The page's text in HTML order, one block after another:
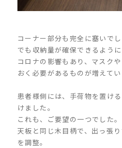
コーナー部分も完全に塞いで
でも収納量が確保できるように
コロナの影響もあり、マスク
おく必要があるものが増えてい
患者様側には、手荷物を置け
けました。
これも、ご要望の一つでした。
天板と同じ木目柄で、出っ張
を調整。